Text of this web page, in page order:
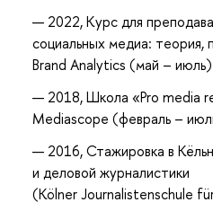
2022, Курс для
социальных медиа: теория,
Brand Analytics (май – июль)
2018, Школа «Pro media
Mediascope (февраль –
2016, Стажировка в
и деловой журналистики
(Kölner Journalistenschule